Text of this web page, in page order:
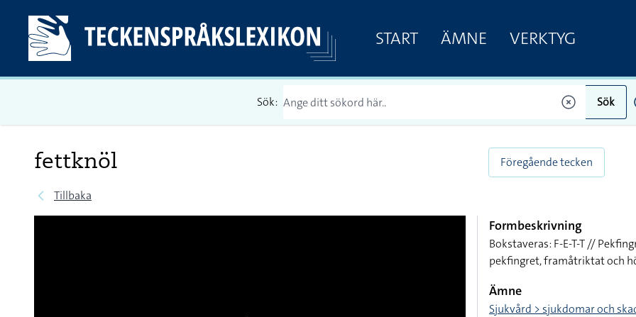
START ÄMNE VERKTYG
Sök: Sök
fettknöl
Tillbaka
Föregående tecken
Formbeskrivning
Bokstaveras: F-E-T-T //
pekfingret, framåtriktat och
Ämne
Sjukvård > sjukdomar och